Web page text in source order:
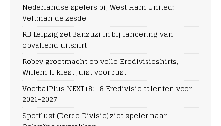
Nederlandse spelers bij West Ham United:
Veltman de zesde
RB Leipzig zet Banzuzi in bij lancering van
opvallend uitshirt
Robey grootmacht op volle Eredivisieshirts,
Willem II kiest juist voor rust
VoetbalPlus NEXT18: 18 Eredivisie talenten voor
2026-2027
Sportlust (Derde Divisie) ziet speler naar